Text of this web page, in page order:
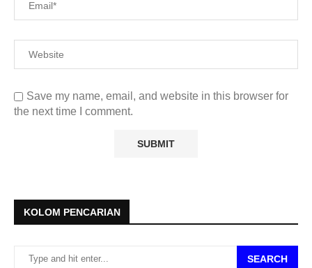
Save my name, email, and website in this browser for
the next time I comment.
KOLOM PENCARIAN
SEARCH